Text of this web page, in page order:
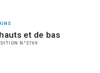
et de bas
N°3769